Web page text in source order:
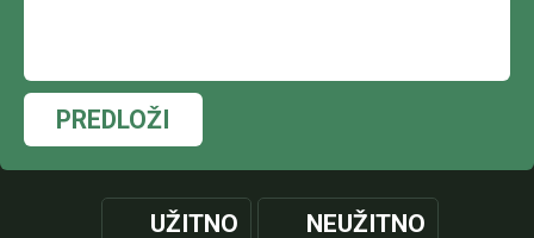
PREDLOŽI
UŽITNO NEUŽITNO